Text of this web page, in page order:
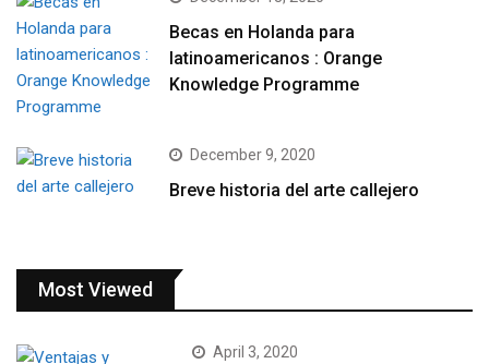
Becas en Holanda para
latinoamericanos : Orange
Knowledge Programme
December 9, 2020
Breve historia del arte callejero
Most Viewed
April 3, 2020